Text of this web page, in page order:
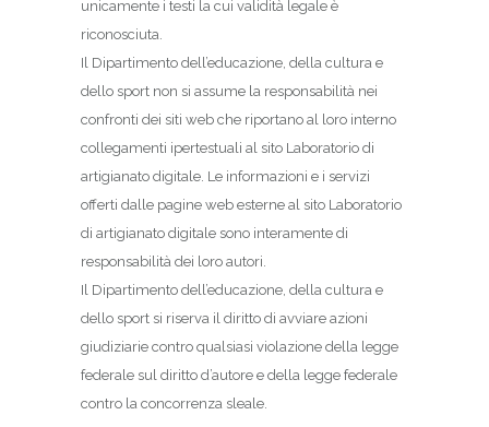
unicamente i testi la cui validità legale è
riconosciuta.
Il Dipartimento dell’educazione, della cultura e
dello sport non si assume la responsabilità nei
confronti dei siti web che riportano al loro interno
collegamenti ipertestuali al sito Laboratorio di
artigianato digitale. Le informazioni e i servizi
offerti dalle pagine web esterne al sito Laboratorio
di artigianato digitale sono interamente di
responsabilità dei loro autori.
Il Dipartimento dell’educazione, della cultura e
dello sport si riserva il diritto di avviare azioni
giudiziarie contro qualsiasi violazione della legge
federale sul diritto d’autore e della legge federale
contro la concorrenza sleale.